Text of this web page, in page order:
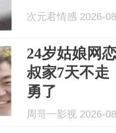
次元君情感 2026-
24岁姑娘网
叔家7天不走
勇了
周哥一影视 2026-